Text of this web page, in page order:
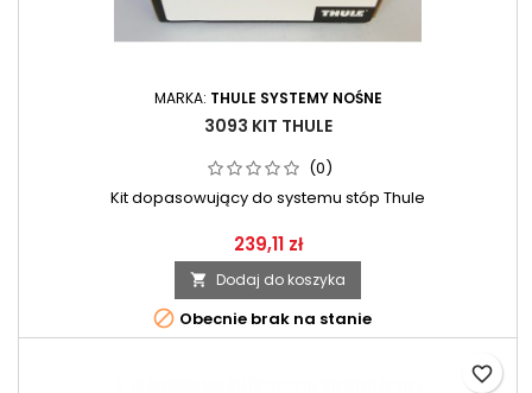
MARKA: THULE SYSTEMY NOŚNE
3093 KIT THULE
(0)
Kit dopasowujący do systemu stóp Thule
239,11 zł
 Dodaj do koszyka
 Obecnie brak na stanie
favorite_border